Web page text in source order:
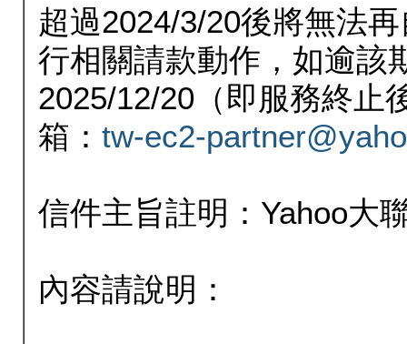
超過2024/3/20後將無法
行相關請款動作，如逾該
2025/12/20（即服務終止
箱： tw-ec2-
信件主旨註明：Yahoo大
內容請說明：